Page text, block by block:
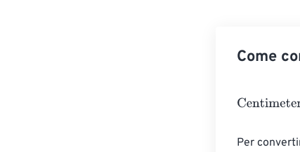
Come
Centimeters
Per